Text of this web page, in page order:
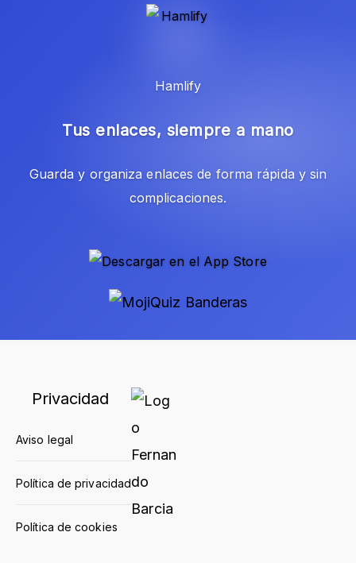
Hamlify
Tus enlaces, siempre a mano
Guarda y organiza enlaces de forma rápida y sin
complicaciones.
Privacidad
Aviso legal
Política de privacidad
Política de cookies